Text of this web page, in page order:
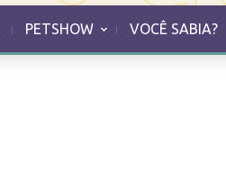
PETSHOW VOCÊ SABIA?